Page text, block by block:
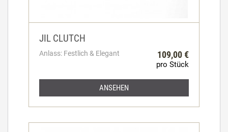
JIL CLUTCH
Anlass: Festlich & Elegant 109,00 €
pro Stück
ANSEHEN